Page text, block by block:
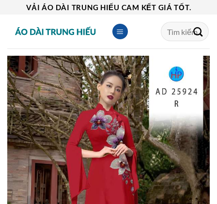
content
VẢI ÁO DÀI TRUNG HIẾU CAM KẾT GIÁ TỐT.
Tìm
kiếm: